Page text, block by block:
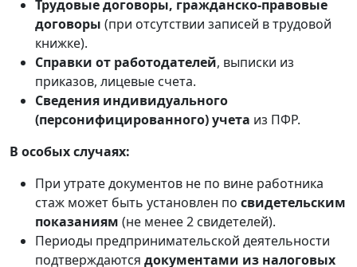
Трудовые договоры, гражданско-правовые
договоры (при отсутствии записей в трудовой
книжке).
Справки от работодателей, выписки из
приказов, лицевые счета.
Сведения индивидуального
(персонифицированного) учета из ПФР.
В особых случаях:
При утрате документов не по вине работника
стаж может быть установлен по свидетельским
показаниям (не менее 2 свидетелей).
Периоды предпринимательской деятельности
подтверждаются документами из налоговых